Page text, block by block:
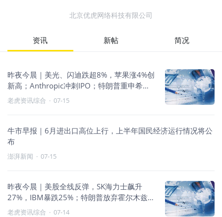
北京优虎网络科技有限公司
资讯 新帖 简况
昨夜今晨｜美光、闪迪跌超8%，苹果涨4%创
新高；Anthropic冲刺IPO；特朗普重申希望
利率下降
老虎资讯综合 · 07-15
牛市早报｜6月进出口高位上行，上半年国民经济运行情况将公
布
澎湃新闻 · 07-15
昨夜今晨｜美股全线反弹，SK海力士飙升
27%，IBM暴跌25%；特朗普放弃霍尔木兹海
峡20%收费计划；沃什听证首秀释放新政信
老虎资讯综合 · 07-14